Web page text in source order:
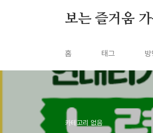
보는 즐거움
홈 태그
카테고리 없음